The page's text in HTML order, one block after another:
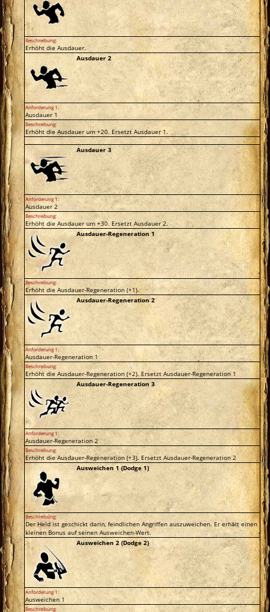
Beschreibung:
Erhöht die Ausdauer.
Ausdauer 2
Anforderung 1:
Ausdauer 1
Beschreibung:
Erhöht die Ausdauer um +20. Ersetzt Ausdauer 1.
Ausdauer 3
Anforderung 1:
Ausdauer 2
Beschreibung:
Erhöht die Ausdauer um +30. Ersetzt Ausdauer 2.
Ausdauer-Regeneration 1
Beschreibung:
Erhöht die Ausdauer-Regeneration (+1).
Ausdauer-Regeneration 2
Anforderung 1:
Ausdauer-Regeneration 1
Beschreibung:
Erhöht die Ausdauer-Regeneration (+2). Ersetzt Ausdauer-Regeneration 1
Ausdauer-Regeneration 3
Anforderung 1:
Ausdauer-Regeneration 2
Beschreibung:
Erhöht die Ausdauer-Regeneration (+3). Ersetzt Ausdauer-Regeneration 2
Ausweichen 1 (Dodge 1)
Beschreibung:
Der Held ist geschickt darin, feindlichen Angriffen auszuweichen. Er erhält einen
kleinen Bonus auf seinen Ausweichen-Wert.
Ausweichen 2 (Dodge 2)
Anforderung 1:
Ausweichen 1
Beschreibung: